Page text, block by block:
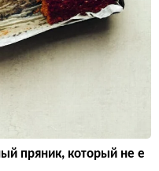
пряник, который не е